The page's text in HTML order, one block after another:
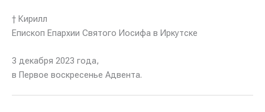
† Кирилл
Епископ Епархии Святого Иосифа в Иркутске
3 декабря 2023 года,
в Первое воскресенье Адвента.